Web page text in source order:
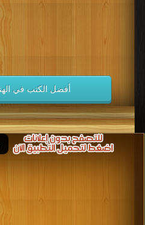
كتب 1990
كتب 1989
كتب 1978
كتب 1977
كتب 1974
كتب 1973
كتب 1970
كتب 1969
كتب 1966
كتب 1965
كتب 1962
كتب 1961
كتب 1957
أفضل الكتب في